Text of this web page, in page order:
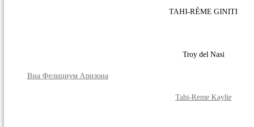
TAHI-RÉME GINITI
Виа Фелициум Аризона
Troy del Nasi
Tahi-Reme Kaylie